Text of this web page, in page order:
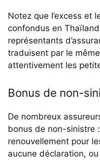
Notez que l’excess et
confondus en
représentants
traduisent par le
attentivement les
Bonus de non-
De nombreux
bonus de non-sinistre
renouvellement pour
aucune déclaration,